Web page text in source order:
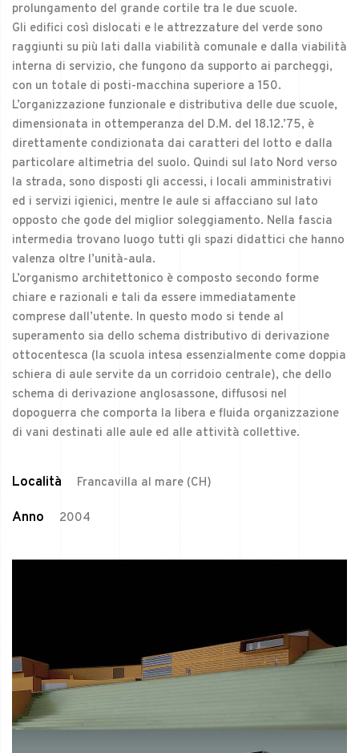
prolungamento del grande cortile tra le due scuole.
Gli edifici così dislocati e le attrezzature del verde sono
raggiunti su più lati dalla viabilità comunale e dalla viabilità
interna di servizio, che fungono da supporto ai parcheggi,
con un totale di posti-macchina superiore a 150.
L’organizzazione funzionale e distributiva delle due scuole,
dimensionata in ottemperanza del D.M. del 18.12.’75, è
direttamente condizionata dai caratteri del lotto e dalla
particolare altimetria del suolo. Quindi sul lato Nord verso
la strada, sono disposti gli accessi, i locali amministrativi
ed i servizi igienici, mentre le aule si affacciano sul lato
opposto che gode del miglior soleggiamento. Nella fascia
intermedia trovano luogo tutti gli spazi didattici che hanno
valenza oltre l’unità-aula.
L’organismo architettonico è composto secondo forme
chiare e razionali e tali da essere immediatamente
comprese dall’utente. In questo modo si tende al
superamento sia dello schema distributivo di derivazione
ottocentesca (la scuola intesa essenzialmente come doppia
schiera di aule servite da un corridoio centrale), che dello
schema di derivazione anglosassone, diffusosi nel
dopoguerra che comporta la libera e fluida organizzazione
di vani destinati alle aule ed alle attività collettive.
Località Francavilla al mare (CH)
Anno 2004